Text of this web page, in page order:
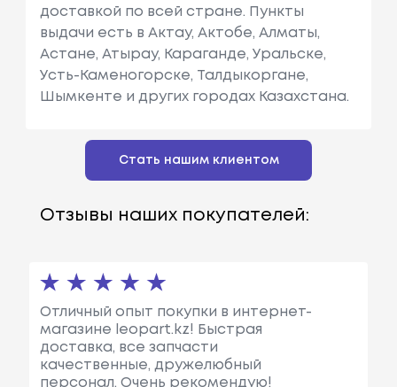
доставкой по всей стране. Пункты
выдачи есть в Актау, Актобе, Алматы,
Астане, Атырау, Караганде, Уральске,
Усть-Каменогорске, Талдыкоргане,
Шымкенте и других городах Казахстана.
Стать нашим клиентом
Отзывы наших покупателей:
Отличный опыт покупки в интернет-
магазине leopart.kz! Быстрая
доставка, все запчасти
качественные, дружелюбный
персонал. Очень рекомендую!